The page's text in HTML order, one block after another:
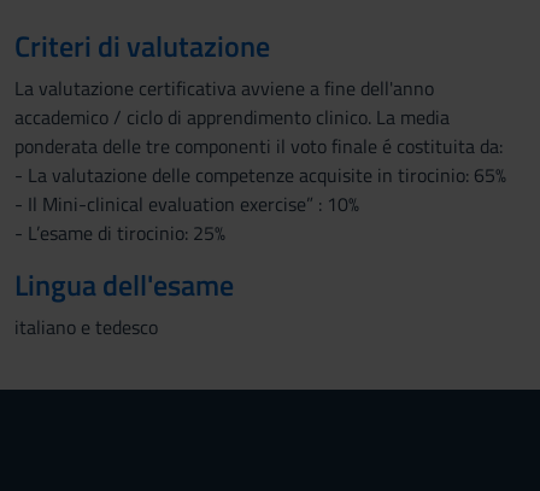
Criteri di valutazione
La valutazione certificativa avviene a fine dell'anno
accademico / ciclo di apprendimento clinico. La media
ponderata delle tre componenti il voto finale é costituita da:
- La valutazione delle competenze acquisite in tirocinio: 65%
- Il Mini-clinical evaluation exercise” : 10%
- L’esame di tirocinio: 25%
Lingua dell'esame
italiano e tedesco